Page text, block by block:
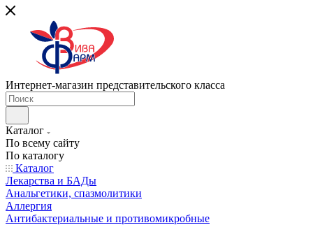
Интернет-магазин представительского класса
Каталог
По всему сайту
По каталогу
Каталог
Лекарства и БАДы
Анальгетики, спазмолитики
Аллергия
Антибактериальные и противомикробные